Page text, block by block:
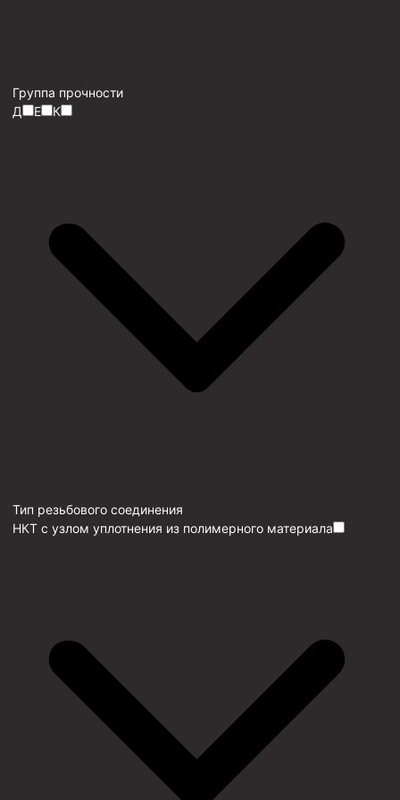
Группа прочности
Д
Е К
Тип резьбового соединения
НКТ с узлом уплотнения из полимерного материала